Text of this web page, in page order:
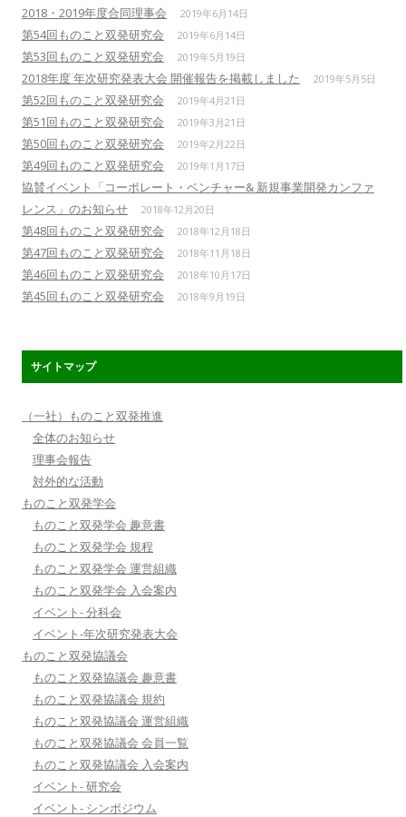
2018・2019年度合同理事会 2019年6月14日
第54回ものこと双発研究会 2019年6月14日
第53回ものこと双発研究会 2019年5月19日
2018年度 年次研究発表大会 開催報告を掲載しました 2019年5月5日
第52回ものこと双発研究会 2019年4月21日
第51回ものこと双発研究会 2019年3月21日
第50回ものこと双発研究会 2019年2月22日
第49回ものこと双発研究会 2019年1月17日
協賛イベント「コーポレート・ベンチャー& 新規事業開発カンファ
レンス」のお知らせ
2018年12月20日
第48回ものこと双発研究会 2018年12月18日
第47回ものこと双発研究会 2018年11月18日
第46回ものこと双発研究会 2018年10月17日
第45回ものこと双発研究会 2018年9月19日
サイトマップ
（一社）ものこと双発推進
全体のお知らせ
理事会報告
対外的な活動
ものこと双発学会
ものこと双発学会 趣意書
ものこと双発学会 規程
ものこと双発学会 運営組織
ものこと双発学会 入会案内
イベント- 分科会
イベント-年次研究発表大会
ものこと双発協議会
ものこと双発協議会 趣意書
ものこと双発協議会 規約
ものこと双発協議会 運営組織
ものこと双発協議会 会員一覧
ものこと双発協議会 入会案内
イベント- 研究会
イベント- シンポジウム